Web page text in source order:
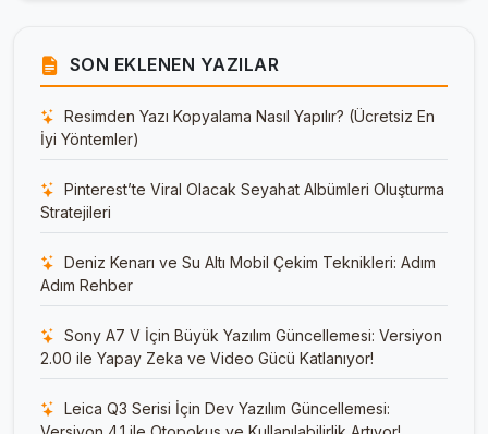
SON EKLENEN YAZILAR
Resimden Yazı Kopyalama Nasıl Yapılır? (Ücretsiz En
İyi Yöntemler)
Pinterest’te Viral Olacak Seyahat Albümleri Oluşturma
Stratejileri
Deniz Kenarı ve Su Altı Mobil Çekim Teknikleri: Adım
Adım Rehber
Sony A7 V İçin Büyük Yazılım Güncellemesi: Versiyon
2.00 ile Yapay Zeka ve Video Gücü Katlanıyor!
Leica Q3 Serisi İçin Dev Yazılım Güncellemesi: